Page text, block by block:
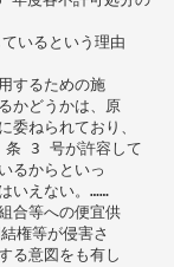
いるという理由
するための施
かどうかは、原
委ねられており、
3 号が許容して
るからといっ
いえない。……
合等への便宜供
権等が侵害さ
る意図をも有し